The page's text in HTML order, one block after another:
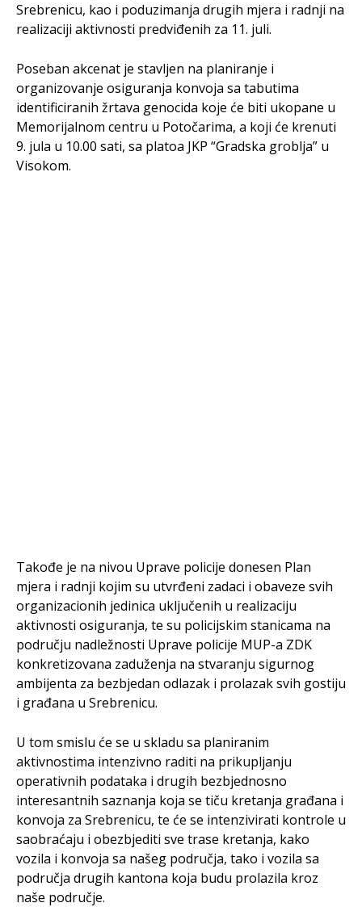
Srebrenicu, kao i poduzimanja drugih mjera i radnji na
realizaciji aktivnosti predviđenih za 11. juli.
Poseban akcenat je stavljen na planiranje i
organizovanje osiguranja konvoja sa tabutima
identificiranih žrtava genocida koje će biti ukopane u
Memorijalnom centru u Potočarima, a koji će krenuti
9. jula u 10.00 sati, sa platoa JKP “Gradska groblja” u
Visokom.
Takođe je na nivou Uprave policije donesen Plan
mjera i radnji kojim su utvrđeni zadaci i obaveze svih
organizacionih jedinica uključenih u realizaciju
aktivnosti osiguranja, te su policijskim stanicama na
području nadležnosti Uprave policije MUP-a ZDK
konkretizovana zaduženja na stvaranju sigurnog
ambijenta za bezbjedan odlazak i prolazak svih gostiju
i građana u Srebrenicu.
U tom smislu će se u skladu sa planiranim
aktivnostima intenzivno raditi na prikupljanju
operativnih podataka i drugih bezbjednosno
interesantnih saznanja koja se tiču kretanja građana i
konvoja za Srebrenicu, te će se intenzivirati kontrole u
saobraćaju i obezbjediti sve trase kretanja, kako
vozila i konvoja sa našeg područja, tako i vozila sa
područja drugih kantona koja budu prolazila kroz
naše područje.